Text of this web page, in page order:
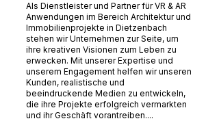
Als Dienstleister und Partner für VR & AR
Anwendungen im Bereich Architektur und
Immobilienprojekte in Dietzenbach
stehen wir Unternehmen zur Seite, um
ihre kreativen Visionen zum Leben zu
erwecken. Mit unserer Expertise und
unserem Engagement helfen wir unseren
Kunden, realistische und
beeindruckende Medien zu entwickeln,
die ihre Projekte erfolgreich vermarkten
und ihr Geschäft vorantreiben....